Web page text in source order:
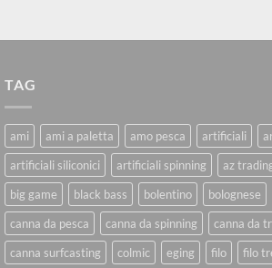
TAG
ami ami a paletta amo pesca artificiali
artificiali siliconici
artificiali spinning az
big game
black bass bolentino bolognese
canna da pesca
canna da spinning
canna da
canna surfcasting
colmic eging filo filo